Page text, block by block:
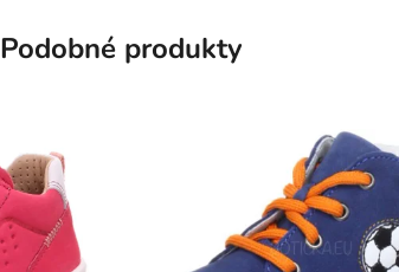
Podobné produkty